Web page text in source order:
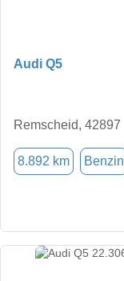
Audi Q5
Remscheid, 42897
8.892 km Benzin